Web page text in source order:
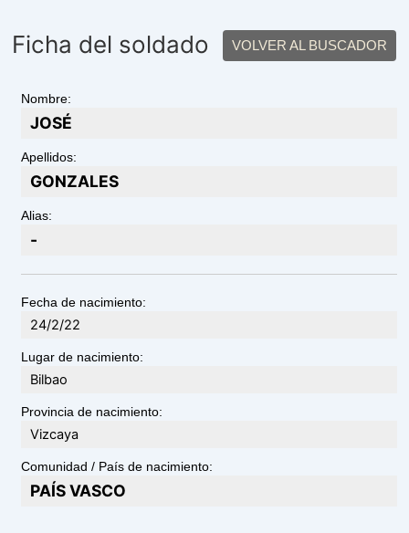
Ficha del soldado VOLVER AL BUSCADOR
Nombre:
JOSÉ
Apellidos:
GONZALES
Alias:
-
Fecha de nacimiento:
24/2/22
Lugar de nacimiento:
Bilbao
Provincia de nacimiento:
Vizcaya
Comunidad / País de nacimiento:
PAÍS VASCO